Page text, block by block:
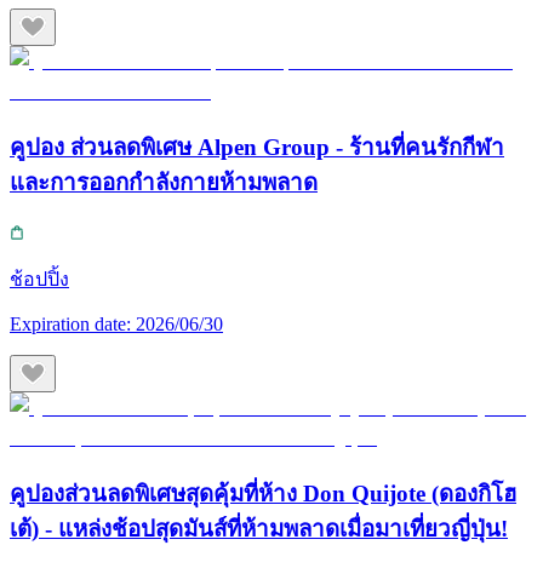
คูปอง ส่วนลดพิเศษ Alpen Group - ร้านที่คนรักกีฬา
และการออกกำลังกายห้ามพลาด
ช้อปปิ้ง
Expiration date: 2026/06/30
คูปองส่วนลดพิเศษสุดคุ้มที่ห้าง Don Quijote (ดองกิโฮ
เต้) - แหล่งช้อปสุดมันส์ที่ห้ามพลาดเมื่อมาเที่ยวญี่ปุ่น!